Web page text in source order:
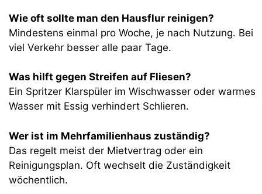
Wie oft sollte man den Hausflur reinigen?
Mindestens einmal pro Woche, je nach Nutzung. Bei
viel Verkehr besser alle paar Tage.
Was hilft gegen Streifen auf Fliesen?
Ein Spritzer Klarspüler im Wischwasser oder warmes
Wasser mit Essig verhindert Schlieren.
Wer ist im Mehrfamilienhaus zuständig?
Das regelt meist der Mietvertrag oder ein
Reinigungsplan. Oft wechselt die Zuständigkeit
wöchentlich.